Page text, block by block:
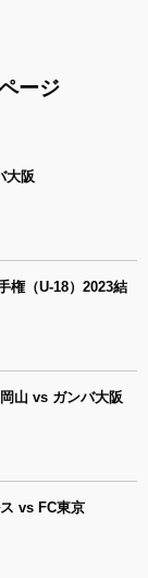
ージ
大阪
権（U-18）2023結
山 vs ガンバ大阪
vs FC東京